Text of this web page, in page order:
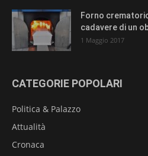
Forno
cadavere di un
1 Maggio 2017
CATEGORIE POPOLARI
Politica & Palazzo
Attualità
Cronaca